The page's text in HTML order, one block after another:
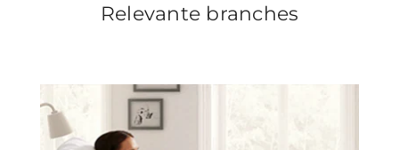
Relevante branches